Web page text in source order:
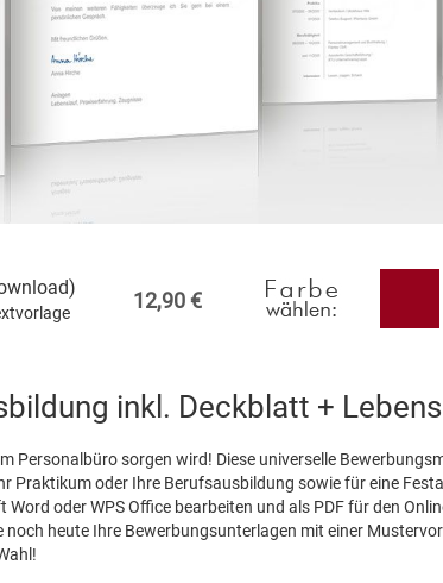
12,90 €
inkl. Deckblatt +
sorgen wird! Diese universelle
oder Ihre Berufsausbildung sowie für eine
oder WPS Office bearbeiten und als PDF für den
heute Ihre Bewerbungsunterlagen mit einer